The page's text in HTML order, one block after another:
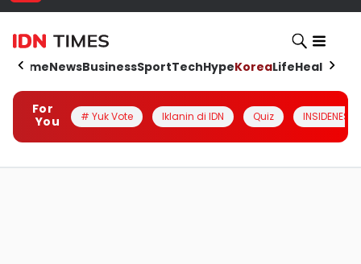
HomeNewsBusinessSportTechHypeKoreaLifeHealth
For
You
# Yuk Vote Iklanin di IDN Quiz INSIDENESIA